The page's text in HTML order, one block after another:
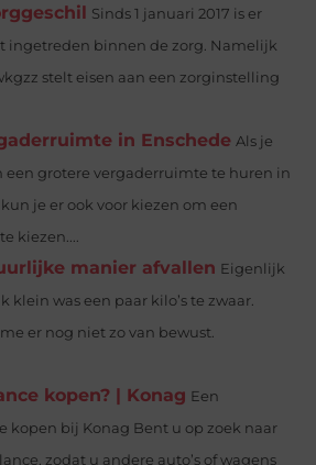
Sinds 1 januari 2017 is er
ingetreden binnen de zorg. Namelijk
stelt eisen aan een zorginstelling
in Enschede Als je
een grotere vergaderruimte te huren in
je er ook voor kiezen om een
kiezen....
manier afvallen Eigenlijk
klein was een paar kilo’s te zwaar.
er nog niet zo van bewust.
kopen? | Konag Een
kopen bij Konag Bent u op zoek naar
zodat u andere auto’s of wagens